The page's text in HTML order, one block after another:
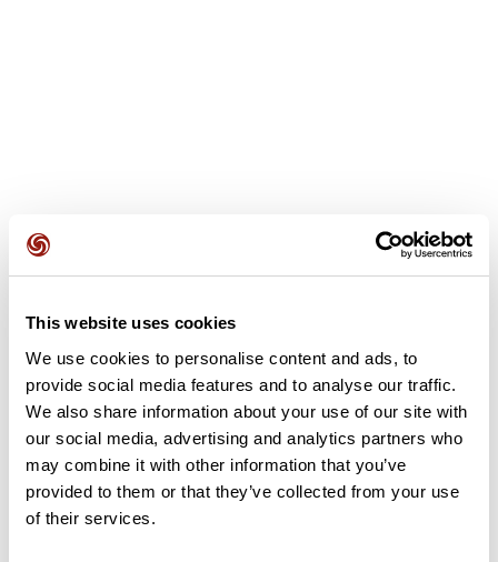
This website uses cookies
We use cookies to personalise content and ads, to
provide social media features and to analyse our traffic.
We also share information about your use of our site with
our social media, advertising and analytics partners who
may combine it with other information that you’ve
provided to them or that they’ve collected from your use
of their services.
Avis des utilisateurs
Soyez le premier à ajouter un avis !
Ajouter un avis
Résumé